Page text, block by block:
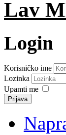
Lav
Login
Korisničko ime
Lozinka
Upamti me
Prijava